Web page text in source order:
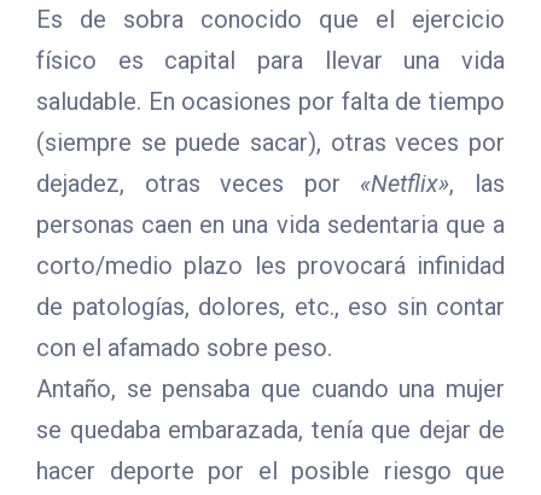
Es de sobra conocido que el ejercicio
físico es capital para llevar una vida
saludable. En ocasiones por falta de tiempo
(siempre se puede sacar), otras veces por
dejadez, otras veces por «Netflix», las
personas caen en una vida sedentaria que a
corto/medio plazo les provocará infinidad
de patologías, dolores, etc., eso sin contar
con el afamado sobre peso.
Antaño, se pensaba que cuando una mujer
se quedaba embarazada, tenía que dejar de
hacer deporte por el posible riesgo que